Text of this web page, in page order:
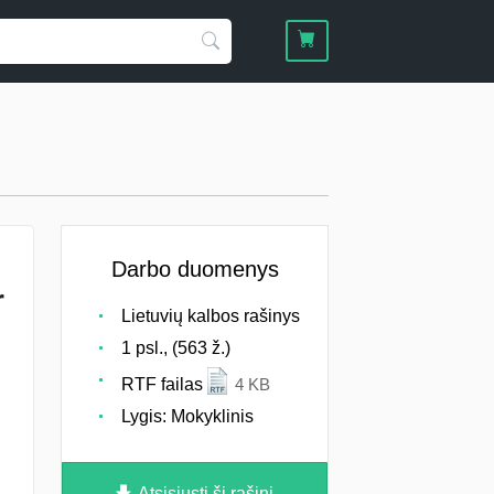
Darbo duomenys
Lietuvių kalbos rašinys
1 psl., (563 ž.)
RTF failas
4 KB
Lygis: Mokyklinis